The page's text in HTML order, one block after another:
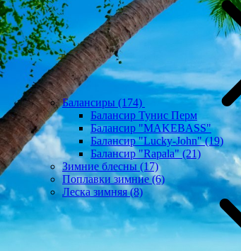
Балансиры (174)
Балансир Тунис Перм
Балансир "MAKEBASS"
Балансир "Lucky-John"(19)
Балансир "Rapala"(21)
Зимние блесны (17)
Поплавки зимние(6)
Леска зимняя(8)